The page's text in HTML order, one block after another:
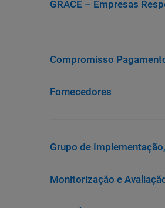
GRACE – Empresas
Compromisso
Fornecedores
Grupo de Implementação,
Monitorização e